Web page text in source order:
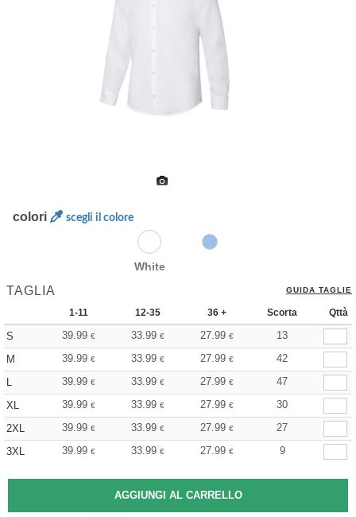
colori scegli il colore
White
TAGLIA GUIDA TAGLIE
1-11 12-35 36 + Scorta Qttà
S 39.99 € 33.99 € 27.99 €
13
M
39.99 € 33.99 € 27.99 €
42
L
39.99 € 33.99 € 27.99 €
47
XL
39.99 € 33.99 € 27.99 €
30
2XL
39.99 € 33.99 € 27.99 €
27
3XL
39.99 € 33.99 € 27.99 € 9